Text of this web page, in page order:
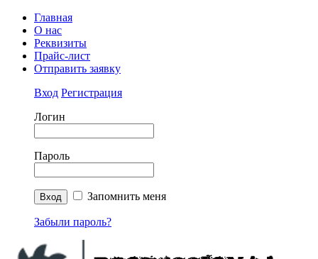
Главная
О нас
Реквизиты
Прайс-лист
Отправить заявку
Вход Регистрация
Логин
Пароль
Запомнить меня
Забыли пароль?